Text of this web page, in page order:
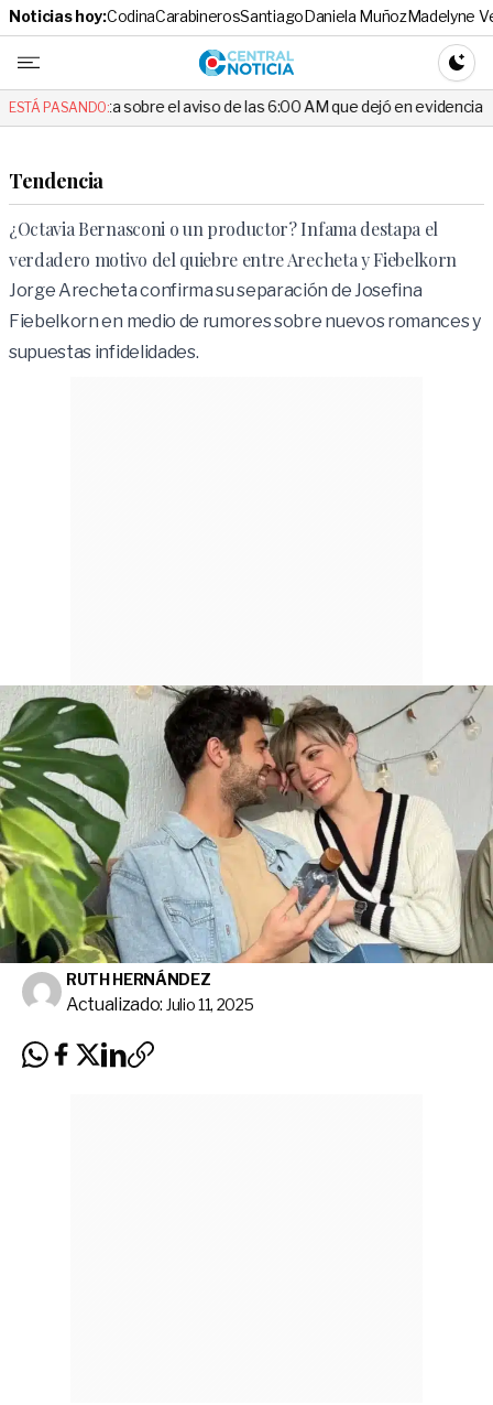
Noticias hoy:CodinaCarabinerosSantiagoDaniela MuñozMadelyne
Central
ESTÁ PASANDO:
aviso de las 6:00 AM que dejó en evidencia al Delegado
Tendencia
¿Octavia Bernasconi o un productor? Infama destapa el
verdadero motivo del quiebre entre Arecheta y Fiebelkorn
Jorge Arecheta confirma su separación de Josefina
Fiebelkorn en medio de rumores sobre nuevos romances y
supuestas infidelidades.
RUTH HERNÁNDEZ
Actualizado: Julio 11, 2025